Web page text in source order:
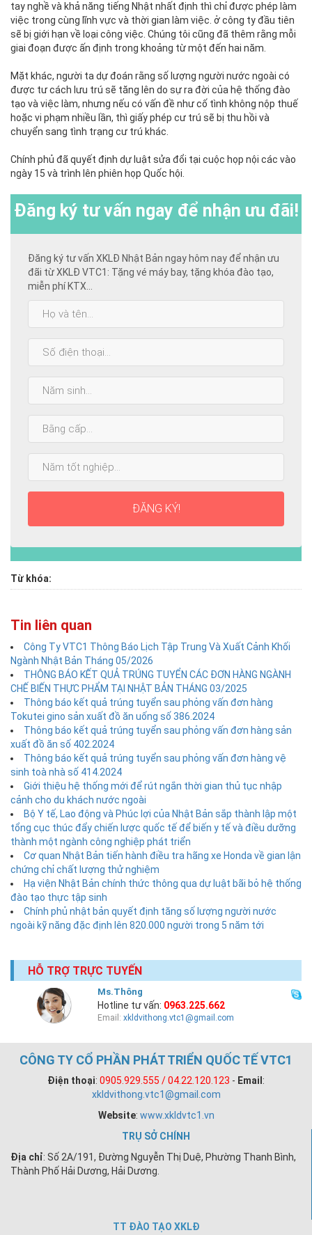
tay nghề và khả năng tiếng Nhật nhất định thì chỉ được phép làm
việc trong cùng lĩnh vực và thời gian làm việc. ở công ty đầu tiên
sẽ bị giới hạn về loại công việc. Chúng tôi cũng đã thêm rằng mỗi
giai đoạn được ấn định trong khoảng từ một đến hai năm.
Mặt khác, người ta dự đoán rằng số lượng người nước ngoài có
được tư cách lưu trú sẽ tăng lên do sự ra đời của hệ thống đào
tạo và việc làm, nhưng nếu có vấn đề như cố tình không nộp thuế
hoặc vi phạm nhiều lần, thì giấy phép cư trú sẽ bị thu hồi và
chuyển sang tình trạng cư trú khác.
Chính phủ đã quyết định dự luật sửa đổi tại cuộc họp nội các vào
ngày 15 và trình lên phiên họp Quốc hội.
Đăng ký tư vấn ngay để nhận ưu đãi!
Đăng ký tư vấn XKLĐ Nhật Bản ngay hôm nay để nhận ưu
đãi từ XKLĐ VTC1: Tặng vé máy bay, tặng khóa đào tạo,
miễn phí KTX...
sinh:
cấp
nhất:
ĐĂNG KÝ!
Từ khóa:
Tin liên quan
Công Ty VTC1 Thông Báo Lịch Tập Trung Và Xuất Cảnh Khối
Ngành Nhật Bản Tháng 05/2026
THÔNG BÁO KẾT QUẢ TRÚNG TUYỂN CÁC ĐƠN HÀNG NGÀNH
CHẾ BIẾN THỰC PHẨM TẠI NHẬT BẢN THÁNG 03/2025
Thông báo kết quả trúng tuyển sau phỏng vấn đơn hàng
Tokutei gino sản xuất đồ ăn uống số 386.2024
Thông báo kết quả trúng tuyển sau phỏng vấn đơn hàng sản
xuất đồ ăn số 402.2024
Thông báo kết quả trúng tuyển sau phỏng vấn đơn hàng vệ
sinh toà nhà số 414.2024
Giới thiệu hệ thống mới để rút ngắn thời gian thủ tục nhập
cảnh cho du khách nước ngoài
Bộ Y tế, Lao động và Phúc lợi của Nhật Bản sắp thành lập một
tổng cục thúc đẩy chiến lược quốc tế để biến y tế và điều dưỡng
thành một ngành công nghiệp phát triển
Cơ quan Nhật Bản tiến hành điều tra hãng xe Honda về gian lận
chứng chỉ chất lượng thử nghiệm
Hạ viện Nhật Bản chính thức thông qua dự luật bãi bỏ hệ thống
đào tạo thực tập sinh
Chính phủ nhật bản quyết định tăng số lượng người nước
ngoài kỹ năng đặc định lên 820.000 người trong 5 năm tới
HỖ TRỢ TRỰC TUYẾN
Ms.Thông
Hotline tư vấn: 0963.225.662
Email:xkldvithong.vtc1@gmail.com
CÔNG TY CỔ PHẦN PHÁT TRIỂN QUỐC TẾ VTC1
Điện thoại: 0905.929.555 / 04.22.120.123 - Email :
xkldvithong.vtc1@gmail.com
Website: www.xkldvtc1.vn
TRỤ SỞ CHÍNH
Địa chỉ: Số 2A/191, Đường Nguyễn Thị Duệ, Phường Thanh Bình,
Thành Phố Hải Dương, Hải Dương.
TT ĐÀO TẠO XKLĐ